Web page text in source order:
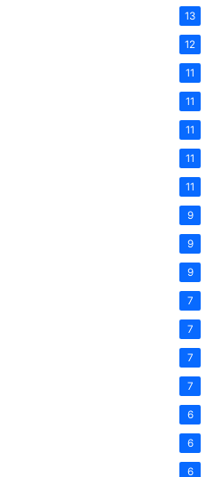
13
12
11
11
11
11
11
9
9
9
7
7
7
7
6
6
6